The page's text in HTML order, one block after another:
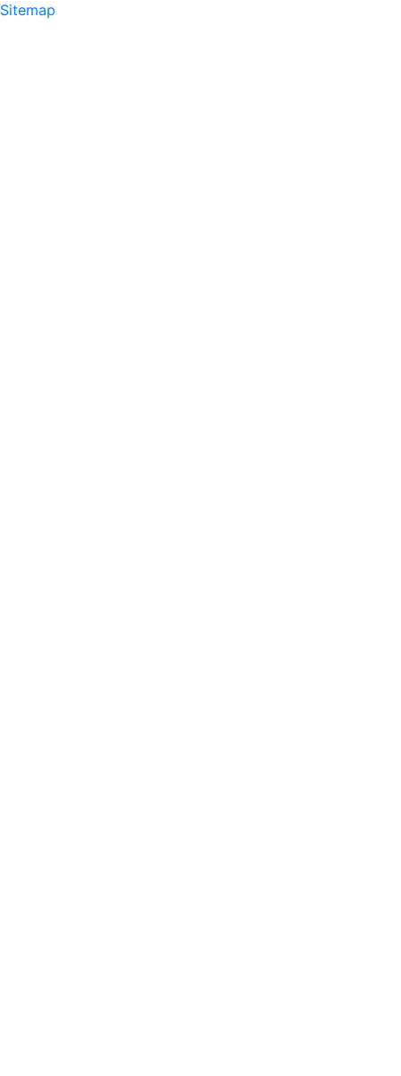
Sitemap